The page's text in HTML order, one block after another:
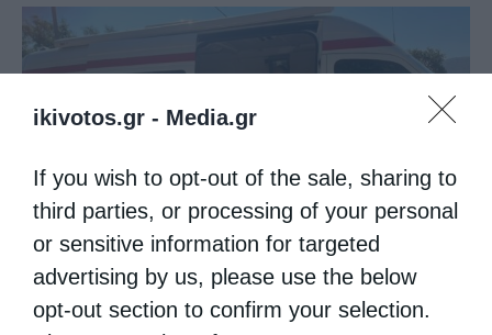
ikivotos.gr - Media.gr
If you wish to opt-out of the sale, sharing to
third parties, or processing of your personal
or sensitive information for targeted
advertising by us, please use the below
opt-out section to confirm your selection.
Ο Ελληνικός Ερυθρός Σταυρός προσφέρει
ψυχοκοινωνική υποστήριξη στους...